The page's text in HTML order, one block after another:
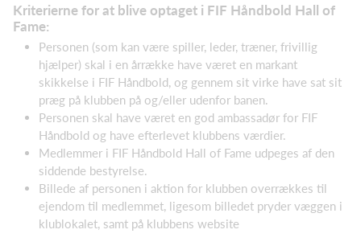
Kriterierne for at blive optaget i FIF Håndbold Hall of
Fame:
Personen (som kan være spiller, leder, træner, frivillig
hjælper) skal i en årrække have været en markant
skikkelse i FIF Håndbold, og gennem sit virke have sat sit
præg på klubben på og/eller udenfor banen.
Personen skal have været en god ambassadør for FIF
Håndbold og have efterlevet klubbens værdier.
Medlemmer i FIF Håndbold Hall of Fame udpeges af den
siddende bestyrelse.
Billede af personen i aktion for klubben overrækkes til
ejendom til medlemmet, ligesom billedet pryder væggen i
klublokalet, samt på klubbens website